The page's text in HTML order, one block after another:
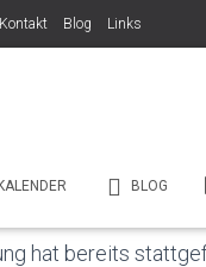
Kontakt Blog Links
KALENDER BLOG
hat bereits